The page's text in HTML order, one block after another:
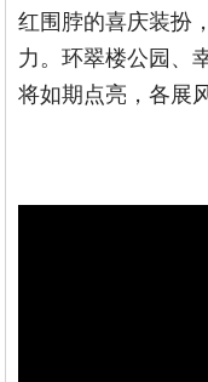
红围脖的喜庆装扮
力。环翠楼公园、
将如期点亮，各展